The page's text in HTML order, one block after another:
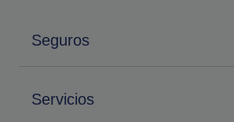
Seguros
Servicios